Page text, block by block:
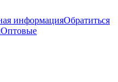
информацияОбратиться
Оптовые